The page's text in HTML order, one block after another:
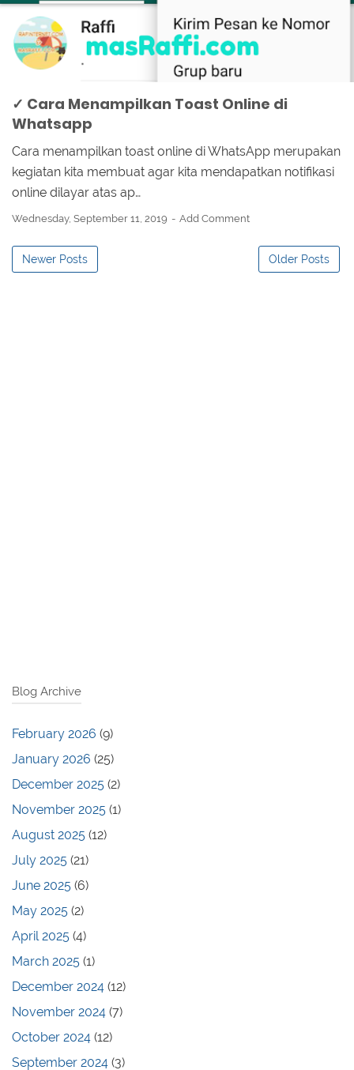
✓ Cara Menampilkan Toast Online di
Whatsapp
Cara menampilkan toast online di WhatsApp merupakan
kegiatan kita membuat agar kita mendapatkan notifikasi
online dilayar atas ap…
Wednesday, September 11, 2019 Add Comment
Newer Posts Older Posts
Blog Archive
February 2026 (9)
January 2026 (25)
December 2025 (2)
November 2025 (1)
August 2025 (12)
July 2025 (21)
June 2025 (6)
May 2025 (2)
April 2025 (4)
March 2025 (1)
December 2024 (12)
November 2024 (7)
October 2024 (12)
September 2024 (3)